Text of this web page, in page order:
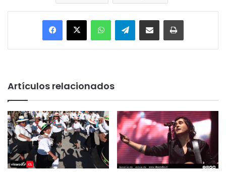
Facebook
X WhatsAppTelegramEnviar vía email Imprimir
Artículos relacionados